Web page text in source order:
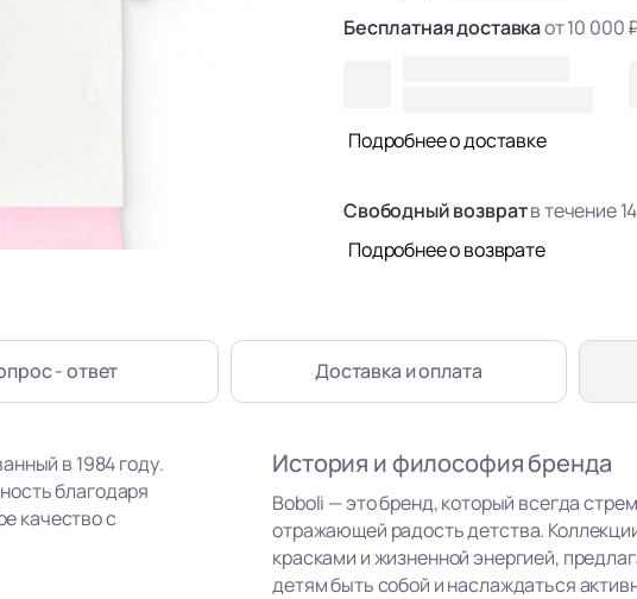
Бесплатная доставкаот 10 000
Подробнее о доставке
Свободный возвратв течение
Подробнее о возврате
- ответ Доставка и оплата
в 1984 году.
благодаря
качество с
История и философия бренда
Boboli — это бренд, который всегда
отражающей радость детства.
красками и жизненной энергией,
детям быть собой и наслаждаться